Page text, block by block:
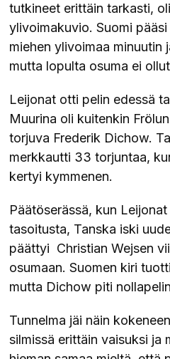
tutkineet erittäin tarkasti,
ylivoimakuvio. Suomi
miehen ylivoimaa minuutin
mutta lopulta osuma ei
Leijonat otti pelin edessä
Muurina oli kuitenkin
torjuva Frederik Dichow.
merkkautti 33 torjuntaa,
kertyi kymmenen.
Päätöserässä, kun
tasoitusta, Tanska iski
päättyi Christian Wejsen
osumaan. Suomen kiri
mutta Dichow piti
Tunnelma jäi näin
silmissä erittäin vaisuksi ja